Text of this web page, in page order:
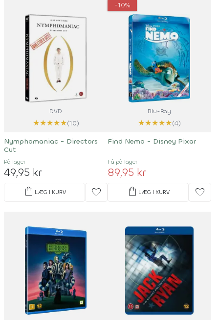
DVD
★★★★★(10)
Nymphomaniac - Directors
Cut
På lager
49,95 kr
shopping_bag LÆG I KURV favorite
-10%
Blu-Ray
★★★★★(4)
Find Nemo - Disney Pixar
Få på lager
89,95 kr
shopping_bag LÆG I KURV favorite